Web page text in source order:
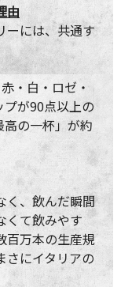
由
ーには、共通す
・白・ロゼ・
プが90点以上の
の一杯」が約
く、飲んだ瞬間
くて飲みやす
百万本の生産規
さにイタリアの